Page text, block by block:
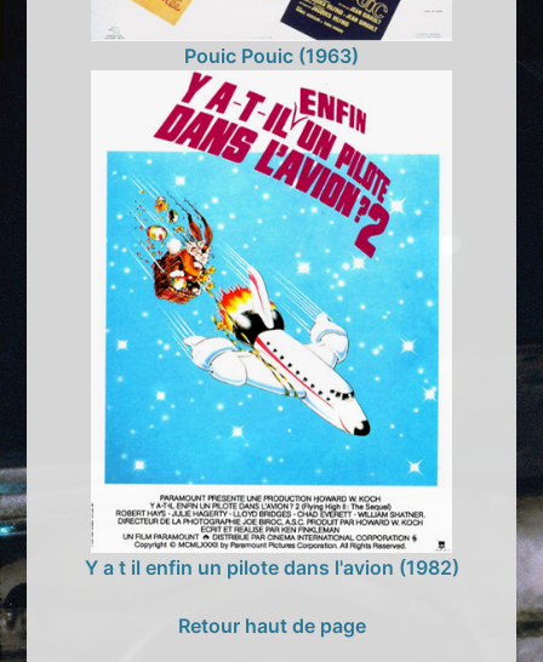
Pouic Pouic (1963)
Y a t il enfin un pilote dans l'avion (1982)
Retour haut de page